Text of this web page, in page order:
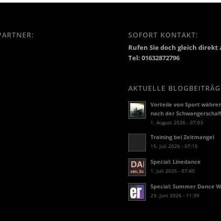
SOFORT KONTAKT:
Rufen Sie doch gleich direkt
Tel: 01632872796
AKTUELLE
Vorteile von Sport
nach der
1. August 2026 - 07:03
Training bei Zeitmangel
15. Juli 2026 - 07:15
Special: Linedance
1. Juli 2026 - 07:40
Special: Summer Dance
23. Juni 2026 - 11:39